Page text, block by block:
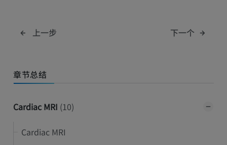
上一步 下一个
章节总结
Cardiac MRI (10)
Cardiac MRI